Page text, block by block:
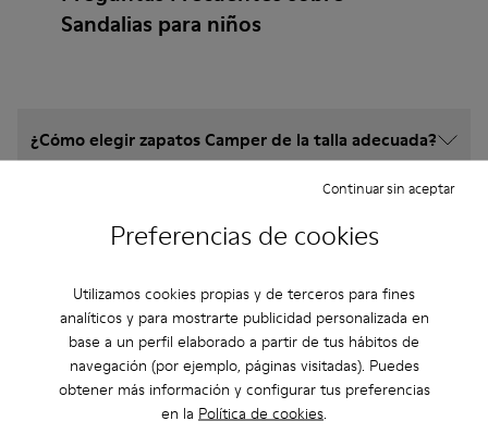
Preferencias de cookies
Utilizamos cookies propias y de terceros para fines
analíticos y para mostrarte publicidad personalizada en
base a un perfil elaborado a partir de tus hábitos de
navegación (por ejemplo, páginas visitadas). Puedes
obtener más información y configurar tus preferencias
en la Política de cookies.
Continuar sin aceptar
Sandalias para niños
¿Cómo elegir zapatos Camper de la talla adecuada?
¿Qué garantía tienen los Sandalias beiges
comprados en la web de Camper?
¿Hay posibilidad de devolución en Camper?
¿Cuánto cuesta el envío de los Sandalias beiges
Camper?